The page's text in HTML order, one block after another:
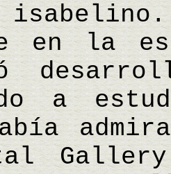
en la
a
Gallery